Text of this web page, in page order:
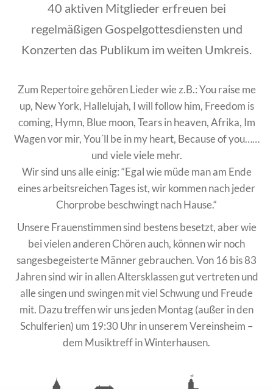
40 aktiven Mitglieder erfreuen bei
regelmäßigen Gospelgottesdiensten und
Konzerten das Publikum im weiten Umkreis.
Zum Repertoire gehören Lieder wie z.B.: You raise me
up, New York, Hallelujah, I will follow him, Freedom is
coming, Hymn, Blue moon, Tears in heaven, Afrika, Im
Wagen vor mir, You´ll be in my heart, Because of you……
und viele viele mehr.
Wir sind uns alle einig: “Egal wie müde man am Ende
eines arbeitsreichen Tages ist, wir kommen nach jeder
Chorprobe beschwingt nach Hause.“
Unsere Frauenstimmen sind bestens besetzt, aber wie
bei vielen anderen Chören auch, können wir noch
sangesbegeisterte Männer gebrauchen. Von 16 bis 83
Jahren sind wir in allen Altersklassen gut vertreten und
alle singen und swingen mit viel Schwung und Freude
mit. Dazu treffen wir uns jeden Montag (außer in den
Schulferien) um 19:30 Uhr in unserem Vereinsheim –
dem Musiktreff in Winterhausen.